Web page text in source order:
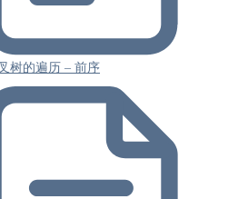
树的遍历 – 前序